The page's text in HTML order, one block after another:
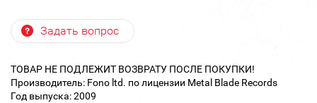
Задать вопрос
ТОВАР НЕ ПОДЛЕЖИТ ВОЗВРАТУ ПОСЛЕ ПОКУПКИ!
Производитель: Fono ltd. по лицензии Metal Blade Records
Год выпуска: 2009